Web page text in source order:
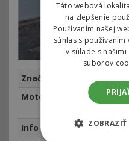
Značka
Mercedes-
Motor
Mercedes V-
Info
najeto 84067
Táto webová
na zlepšenie
Používaním našej
súhlas s
v súlade s
súborov